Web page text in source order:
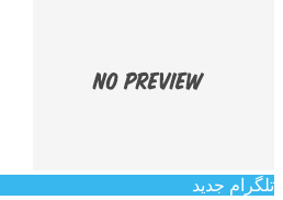
تلگرام جدید